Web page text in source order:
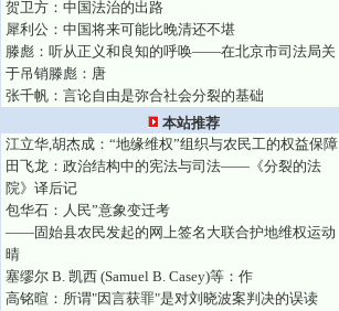
贺卫方：中国法治的出路
犀利公：中国将来可能比晚清还不堪
滕彪：听从正义和良知的呼唤——在北京市司法局关
于吊销滕彪：唐
张千帆：言论自由是弥合社会分裂的基础
本站推荐
江立华,胡杰成：“地缘维权”组织与农民工的权益保障
田飞龙：政治结构中的宪法与司法——《分裂的法
院》译后记
包华石：人民”意象变迁考
——固始县农民发起的网上签名大联合护地维权运动
晴
塞缪尔 B. 凯西 (Samuel B. Casey)等：作
高铭暄：所谓"因言获罪"是对刘晓波案判决的误读